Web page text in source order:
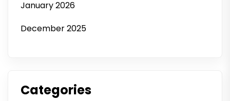
January 2026
December 2025
Categories